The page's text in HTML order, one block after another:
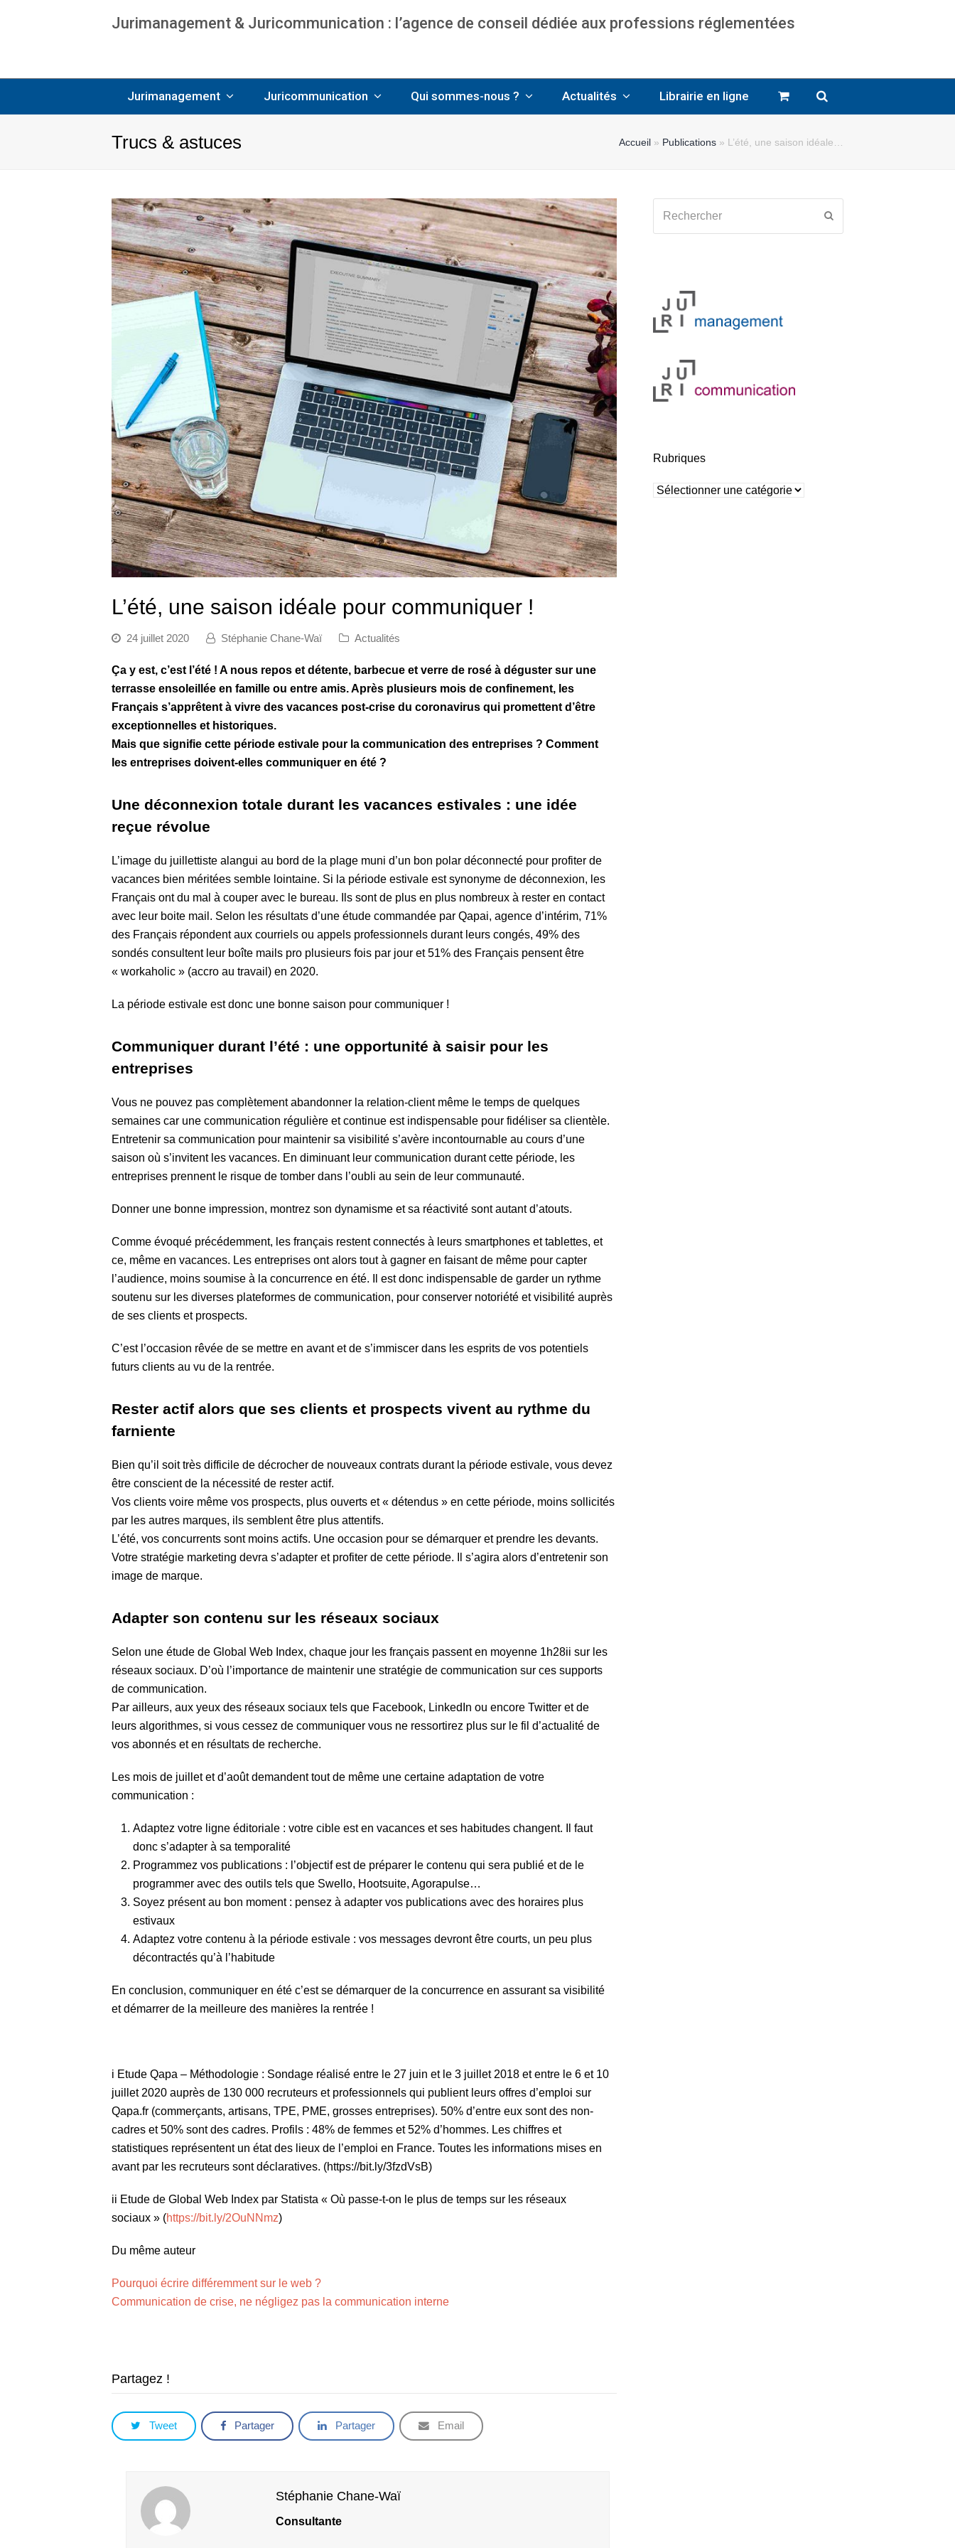
Jurimanagement & Juricommunication : l’agence de conseil dédiée aux professions réglementées
Jurimanagement Juricommunication Qui sommes-nous ? Actualités Librairie en ligne
Trucs & astuces Accueil » Publications » L’été, une saison idéale…
L’été, une saison idéale pour communiquer !
24 juillet 2020 Stéphanie Chane-Waï Actualités
Ça y est, c’est l’été ! A nous repos et détente, barbecue et verre de rosé à déguster sur une
terrasse ensoleillée en famille ou entre amis. Après plusieurs mois de confinement, les
Français s’apprêtent à vivre des vacances post-crise du coronavirus qui promettent d’être
exceptionnelles et historiques.
Mais que signifie cette période estivale pour la communication des entreprises ? Comment
les entreprises doivent-elles communiquer en été ?
Une déconnexion totale durant les vacances estivales : une idée
reçue révolue
L’image du juillettiste alangui au bord de la plage muni d’un bon polar déconnecté pour profiter de
vacances bien méritées semble lointaine. Si la période estivale est synonyme de déconnexion, les
Français ont du mal à couper avec le bureau. Ils sont de plus en plus nombreux à rester en contact
avec leur boite mail. Selon les résultats d’une étude commandée par Qapai, agence d’intérim, 71%
des Français répondent aux courriels ou appels professionnels durant leurs congés, 49% des
sondés consultent leur boîte mails pro plusieurs fois par jour et 51% des Français pensent être
« workaholic » (accro au travail) en 2020.
La période estivale est donc une bonne saison pour communiquer !
Communiquer durant l’été : une opportunité à saisir pour les
entreprises
Vous ne pouvez pas complètement abandonner la relation-client même le temps de quelques
semaines car une communication régulière et continue est indispensable pour fidéliser sa clientèle.
Entretenir sa communication pour maintenir sa visibilité s’avère incontournable au cours d’une
saison où s’invitent les vacances. En diminuant leur communication durant cette période, les
entreprises prennent le risque de tomber dans l’oubli au sein de leur communauté.
Donner une bonne impression, montrez son dynamisme et sa réactivité sont autant d’atouts.
Comme évoqué précédemment, les français restent connectés à leurs smartphones et tablettes, et
ce, même en vacances. Les entreprises ont alors tout à gagner en faisant de même pour capter
l’audience, moins soumise à la concurrence en été. Il est donc indispensable de garder un rythme
soutenu sur les diverses plateformes de communication, pour conserver notoriété et visibilité auprès
de ses clients et prospects.
C’est l’occasion rêvée de se mettre en avant et de s’immiscer dans les esprits de vos potentiels
futurs clients au vu de la rentrée.
Rester actif alors que ses clients et prospects vivent au rythme du
farniente
Bien qu’il soit très difficile de décrocher de nouveaux contrats durant la période estivale, vous devez
être conscient de la nécessité de rester actif.
Vos clients voire même vos prospects, plus ouverts et « détendus » en cette période, moins sollicités
par les autres marques, ils semblent être plus attentifs.
L’été, vos concurrents sont moins actifs. Une occasion pour se démarquer et prendre les devants.
Votre stratégie marketing devra s’adapter et profiter de cette période. Il s’agira alors d’entretenir son
image de marque.
Adapter son contenu sur les réseaux sociaux
Selon une étude de Global Web Index, chaque jour les français passent en moyenne 1h28ii sur les
réseaux sociaux. D’où l’importance de maintenir une stratégie de communication sur ces supports
de communication.
Par ailleurs, aux yeux des réseaux sociaux tels que Facebook, LinkedIn ou encore Twitter et de
leurs algorithmes, si vous cessez de communiquer vous ne ressortirez plus sur le fil d’actualité de
vos abonnés et en résultats de recherche.
Les mois de juillet et d’août demandent tout de même une certaine adaptation de votre
communication :
Adaptez votre ligne éditoriale : votre cible est en vacances et ses habitudes changent. Il faut
donc s’adapter à sa temporalité
Programmez vos publications : l’objectif est de préparer le contenu qui sera publié et de le
programmer avec des outils tels que Swello, Hootsuite, Agorapulse…
Soyez présent au bon moment : pensez à adapter vos publications avec des horaires plus
estivaux
Adaptez votre contenu à la période estivale : vos messages devront être courts, un peu plus
décontractés qu’à l’habitude
En conclusion, communiquer en été c’est se démarquer de la concurrence en assurant sa visibilité
et démarrer de la meilleure des manières la rentrée !
i Etude Qapa – Méthodologie : Sondage réalisé entre le 27 juin et le 3 juillet 2018 et entre le 6 et 10
juillet 2020 auprès de 130 000 recruteurs et professionnels qui publient leurs offres d’emploi sur
Qapa.fr (commerçants, artisans, TPE, PME, grosses entreprises). 50% d’entre eux sont des non-
cadres et 50% sont des cadres. Profils : 48% de femmes et 52% d’hommes. Les chiffres et
statistiques représentent un état des lieux de l’emploi en France. Toutes les informations mises en
avant par les recruteurs sont déclaratives. (https://bit.ly/3fzdVsB)
ii Etude de Global Web Index par Statista « Où passe-t-on le plus de temps sur les réseaux
sociaux » (https://bit.ly/2OuNNmz)
Du même auteur
Pourquoi écrire différemment sur le web ?
Communication de crise, ne négligez pas la communication interne
Partagez !
Tweet Partager Partager Email
Stéphanie Chane-Waï
Consultante
Rubriques
Rubriques